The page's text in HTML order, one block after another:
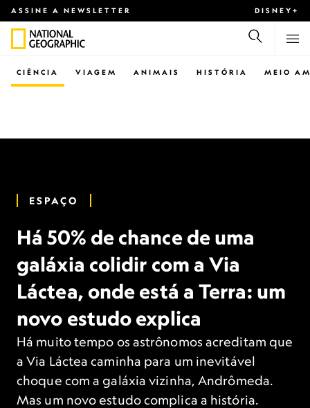
ASSINE A NEWSLETTER DISNEY+
CIÊNCIA VIAGEM ANIMAIS HISTÓRIA MEIO
ESPAÇO
Há 50% de chance de uma
galáxia colidir com a Via
Láctea, onde está a Terra: um
novo estudo explica
Há muito tempo os astrônomos acreditam que
a Via Láctea caminha para um inevitável
choque com a galáxia vizinha, Andrômeda.
Mas um novo estudo complica a história.